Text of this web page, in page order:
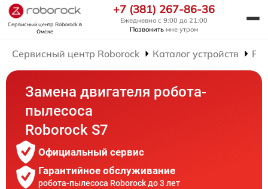
Сервисный центр Roborockв
Омске
+7 (381) 267-86-36
Ежедневно с 9:00 до 21:00
Позвонить мне утром
Сервисный центр Roborock Каталог устройств
Замена двигателя робота-
пылесоса
Roborock S7
Официальный сервис
Гарантийное обслуживание
робота-пылесоса Roborock до 3 лет